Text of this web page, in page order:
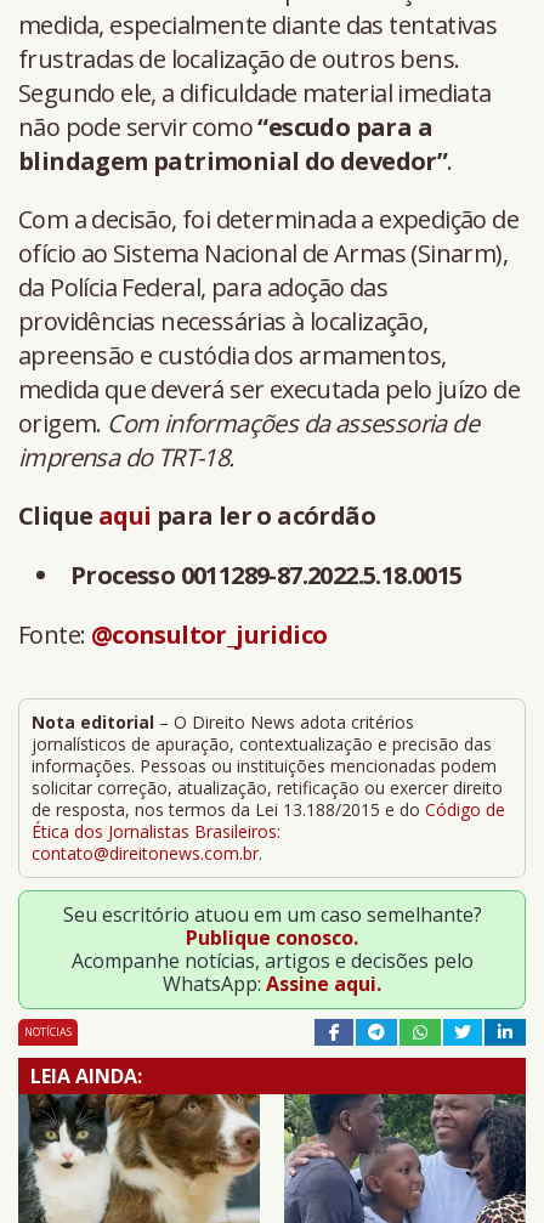
medida, especialmente diante das tentativas
frustradas de localização de outros bens.
Segundo ele, a dificuldade material imediata
não pode servir como“escudo para a
blindagem patrimonial do devedor”.
Com a decisão, foi determinada a expedição de
ofício ao Sistema Nacional de Armas (Sinarm),
da Polícia Federal, para adoção das
providências necessárias à localização,
apreensão e custódia dos armamentos,
medida que deverá ser executada pelo juízo de
origem. Com informações da assessoria de
imprensa do TRT-18.
Clique aqui para ler o acórdão
Processo 0011289-87.2022.5.18.0015
Fonte: @consultor_juridico
Nota editorial – O Direito News adota critérios
jornalísticos de apuração, contextualização e precisão das
informações. Pessoas ou instituições mencionadas podem
solicitar correção, atualização, retificação ou exercer direito
de resposta, nos termos da Lei 13.188/2015 e do Código de
Ética dos Jornalistas Brasileiros:
contato@direitonews.com.br.
Seu escritório atuou em um caso semelhante?
Publique conosco.
Acompanhe notícias, artigos e decisões pelo
WhatsApp: Assine aqui.
NOTÍCIAS
LEIA AINDA: